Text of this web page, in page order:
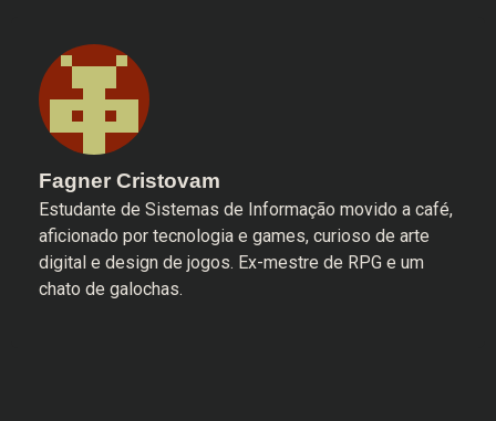
Fagner Cristovam
Estudante de Sistemas de Informação movido a café,
aficionado por tecnologia e games, curioso de arte
digital e design de jogos. Ex-mestre de RPG e um
chato de galochas.